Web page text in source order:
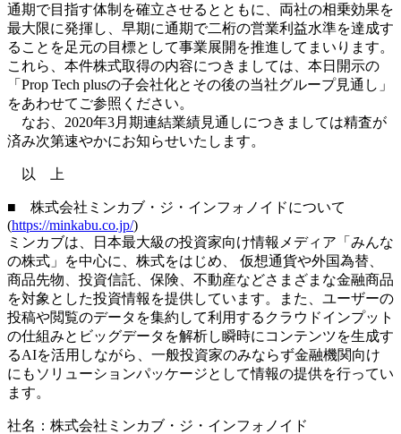
通期で目指す体制を確立させるとともに、両社の相乗効果を
最大限に発揮し、早期に通期で二桁の営業利益水準を達成す
ることを足元の目標として事業展開を推進してまいります。
これら、本件株式取得の内容につきましては、本日開示の
「Prop Tech plusの子会社化とその後の当社グループ見通し」
をあわせてご参照ください。
なお、2020年3月期連結業績見通しにつきましては精査が
済み次第速やかにお知らせいたします。
以 上
■ 株式会社ミンカブ・ジ・インフォノイドについて
(https://minkabu.co.jp/)
ミンカブは、日本最大級の投資家向け情報メディア「みんな
の株式」を中心に、株式をはじめ、 仮想通貨や外国為替、
商品先物、投資信託、保険、不動産などさまざまな金融商品
を対象とした投資情報を提供しています。また、ユーザーの
投稿や閲覧のデータを集約して利用するクラウドインプット
の仕組みとビッグデータを解析し瞬時にコンテンツを生成す
るAIを活用しながら、一般投資家のみならず金融機関向け
にもソリューションパッケージとして情報の提供を行ってい
ます。
社名：株式会社ミンカブ・ジ・インフォノイド